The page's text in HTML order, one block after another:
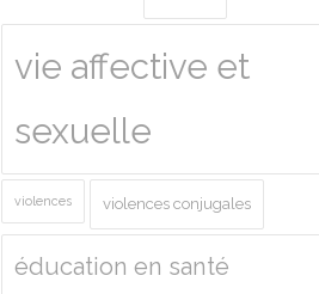
vie affective et
sexuelle
violences violences conjugales
éducation en santé